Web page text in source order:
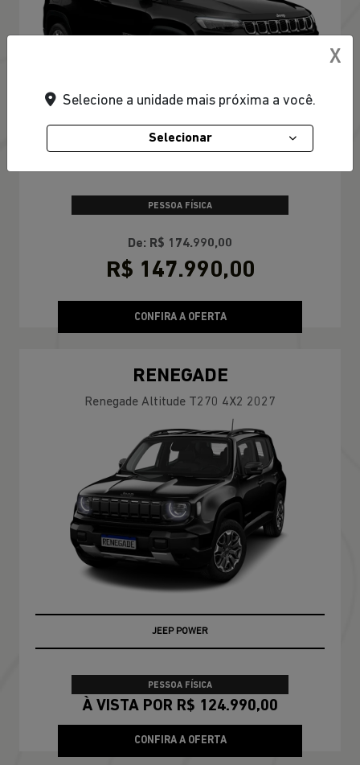
TAXA ZERO EM 24X
PESSOA FÍSICA
De: R$ 174.990,00
R$ 147.990,00
CONFIRA A OFERTA
RENEGADE
Renegade Altitude T270 4X2 2027
JEEP POWER
PESSOA FÍSICA
À VISTA POR R$ 124.990,00
CONFIRA A OFERTA
X
Selecione a unidade mais próxima a você.
Selecionar